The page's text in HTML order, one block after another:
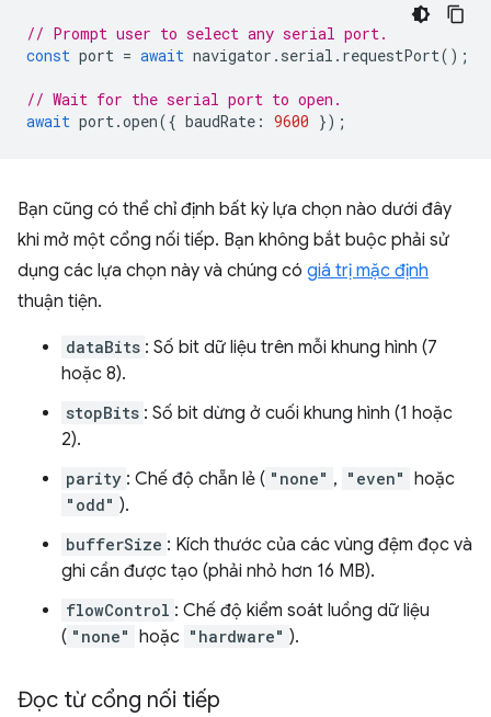
// Prompt user to select any serial port.
const port = await navigator . serial . requestPort();
// Wait for the serial port to open.
await port.open({ baudRate : 9600 });
Bạn cũng có thể chỉ định bất kỳ lựa chọn nào dưới đây
khi mở một cổng nối tiếp. Bạn không bắt buộc phải sử
dụng các lựa chọn này và chúng có giá trị mặc định
thuận tiện.
dataBits : Số bit dữ liệu trên mỗi khung hình (7
hoặc 8).
stopBits : Số bit dừng ở cuối khung hình (1 hoặc
2).
parity : Chế độ chẵn lẻ ( "none" , "even" hoặc
"odd" ).
bufferSize : Kích thước của các vùng đệm đọc và
ghi cần được tạo (phải nhỏ hơn 16 MB).
flowControl : Chế độ kiểm soát luồng dữ liệu
( "none" hoặc "hardware" ).
Đọc từ cổng nối tiếp